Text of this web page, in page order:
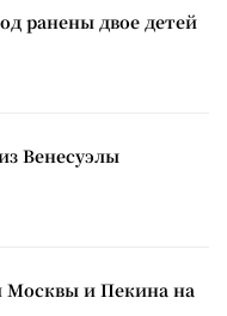
ранены двое детей
Венесуэлы
Москвы и Пекина на